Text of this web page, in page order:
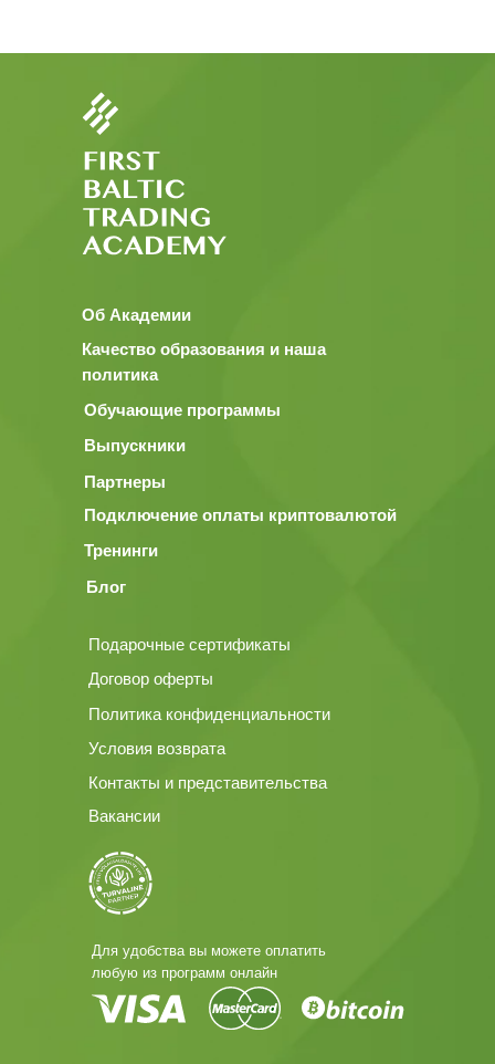
Подарочные сертификаты
Договор оферты
Политика конфиденциальности
Условия возврата
Контакты и представительства
Для удобства вы можете оплатить
любую из программ онлайн
Об Академии
Обучающие программы
Качество образования и наша
политика
Выпускники
Вакансии
Подключение оплаты криптовалютой
Тренинги
Блог
Партнеры